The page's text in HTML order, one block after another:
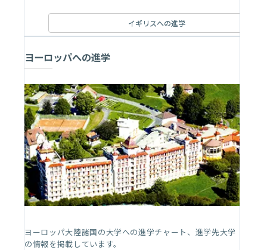
イギリスへの進学
ヨーロッパへの進学
ヨーロッパ大陸諸国の大学への進学チャート、進学先大学
の情報を掲載しています。